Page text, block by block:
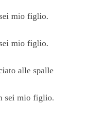
mio figlio.
mio figlio.
alle spalle
sei mio figlio.